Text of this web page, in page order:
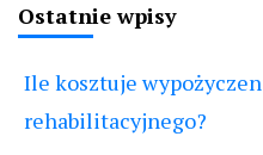
Ostatnie wpisy
Ile kosztuje
rehabilitacyjnego?